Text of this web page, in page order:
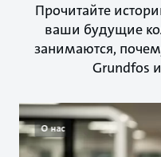
Прочитайте
ваши будущие
занимаются,
Grundfos
О нас